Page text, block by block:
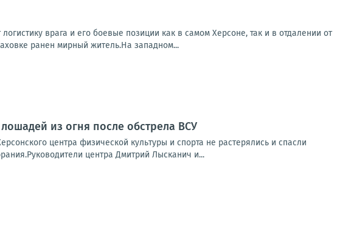
врага и его боевые позиции как в самом Херсоне, так и в отдалении от
ранен мирный житель.На западном...
из огня после обстрела ВСУ
центра физической культуры и спорта не растерялись и спасли
центра Дмитрий Лысканич и...